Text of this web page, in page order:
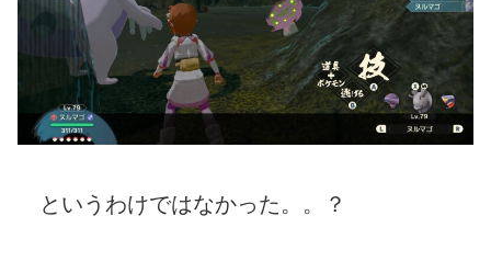
というわけではなかった。。？